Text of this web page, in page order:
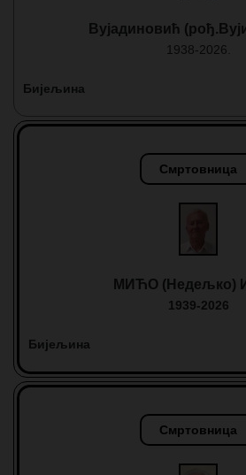
Вујадиновић
1938-2026.
Бијељина
Смртовница
МИЋО (Недељко)
1939-2026
Бијељина
Смртовница